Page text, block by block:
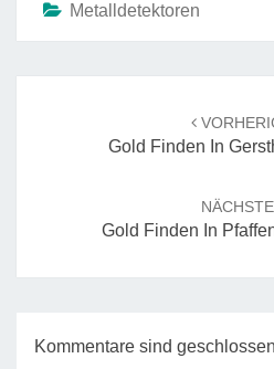
Metalldetektoren
Gold Finden In
Gold Finden In
Kommentare sind